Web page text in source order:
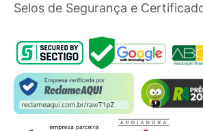
Selos de Segurança e